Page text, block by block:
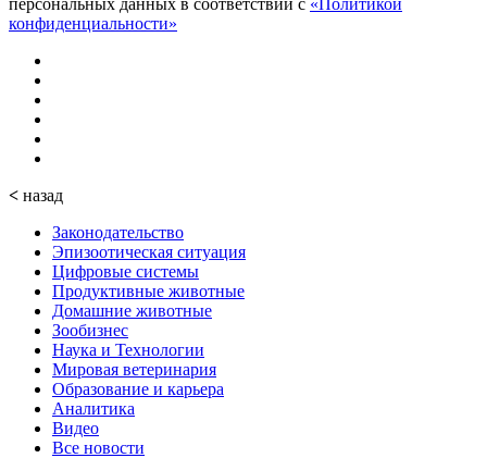
конфиденциальности»
< назад
Законодательство
Эпизоотическая ситуация
Цифровые системы
Продуктивные животные
Домашние животные
Зообизнес
Наука и Технологии
Мировая ветеринария
Образование и карьера
Аналитика
Видео
Все новости